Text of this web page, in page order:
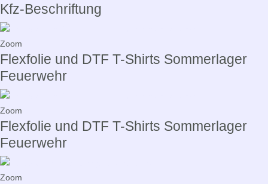
Kfz-Beschriftung
Zoom
Flexfolie und DTF T-Shirts Sommerlager
Feuerwehr
Zoom
Flexfolie und DTF T-Shirts Sommerlager
Feuerwehr
Zoom